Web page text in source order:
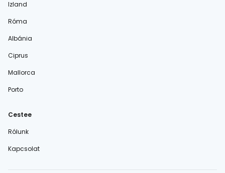
Izland
Róma
Albánia
Ciprus
Mallorca
Porto
Cestee
Rólunk
Kapcsolat